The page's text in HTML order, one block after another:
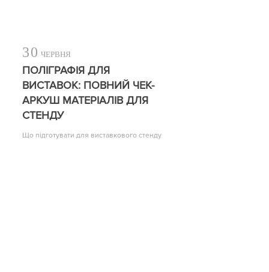
30 ЧЕРВНЯ
ПОЛІГРАФІЯ ДЛЯ
ВИСТАВОК: ПОВНИЙ ЧЕК-
АРКУШ МАТЕРІАЛІВ ДЛЯ
СТЕНДУ
Що підготувати для виставкового стенду